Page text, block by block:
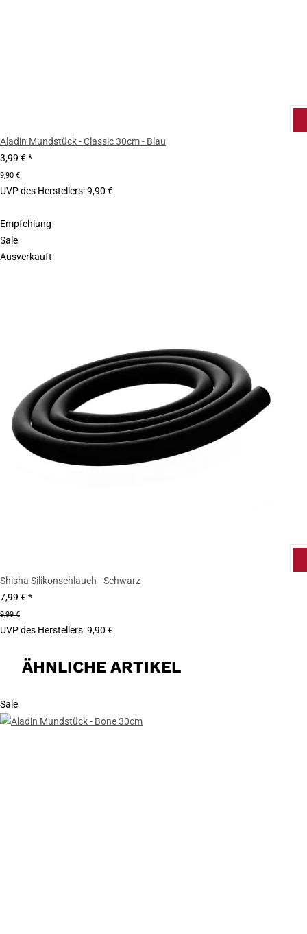
Aladin Mundstück - Classic 30cm - Blau
3,99 €*
9,90 €
UVP des Herstellers:9,90 €
Empfehlung
Sale
Ausverkauft
Shisha Silikonschlauch - Schwarz
7,99 €*
9,99 €
UVP des Herstellers:9,90 €
ÄHNLICHE ARTIKEL
Sale